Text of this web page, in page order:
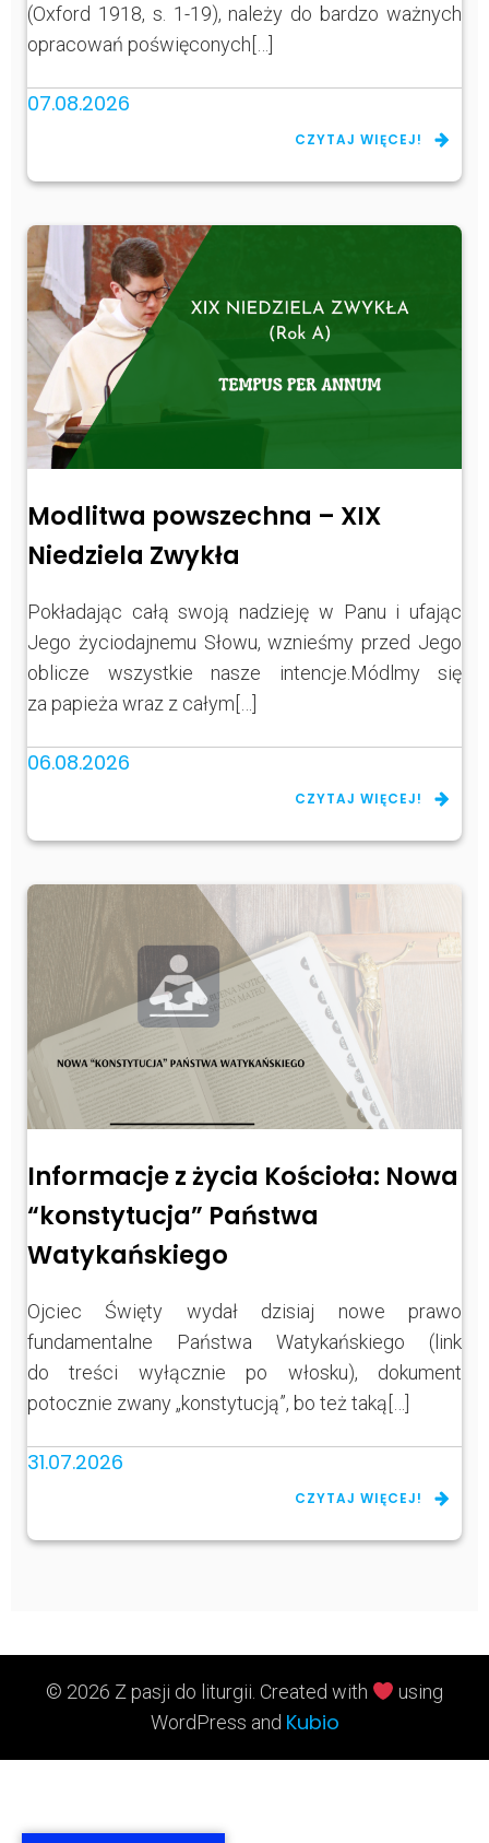
(Oxford 1918, s. 1-19), należy do bardzo ważnych
opracowań poświęconych[…]
07.08.2026
CZYTAJ WIĘCEJ!
Modlitwa powszechna – XIX
Niedziela Zwykła
Pokładając całą swoją nadzieję w Panu i ufając
Jego życiodajnemu Słowu, wznieśmy przed Jego
oblicze wszystkie nasze intencje.Módlmy się
za papieża wraz z całym[…]
06.08.2026
CZYTAJ WIĘCEJ!
Informacje z życia Kościoła: Nowa
“konstytucja” Państwa
Watykańskiego
Ojciec Święty wydał dzisiaj nowe prawo
fundamentalne Państwa Watykańskiego (link
do treści wyłącznie po włosku), dokument
potocznie zwany „konstytucją”, bo też taką[…]
31.07.2026
CZYTAJ WIĘCEJ!
© 2026 Z pasji do liturgii. Created with
using
WordPress and Kubio